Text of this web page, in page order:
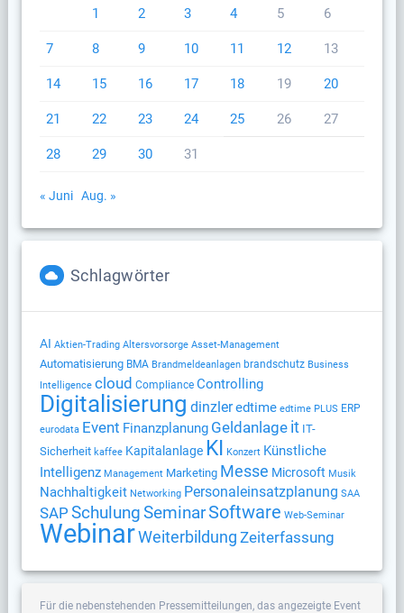
1 2 3 4 5 6
7 8 9 10 11 12 13
14 15 16 17 18 19 20
21 22 23 24 25 26 27
28 29 30 31
« Juni Aug. »
Schlagwörter
AI Aktien-Trading Altersvorsorge Asset-Management
Automatisierung BMA Brandmeldeanlagen brandschutz Business
Intelligence cloud Compliance Controlling
Digitalisierung dinzleredtime edtime PLUS ERP
eurodata Event Finanzplanung Geldanlage it IT-
Sicherheit kaffee Kapitalanlage KI Konzert Künstliche
Intelligenz Management Marketing Messe Microsoft Musik
Nachhaltigkeit Networking Personaleinsatzplanung SAA
SAP SchulungSeminarSoftware Web-Seminar
WebinarWeiterbildung Zeiterfassung
Für die nebenstehenden Pressemitteilungen, das angezeigte Event